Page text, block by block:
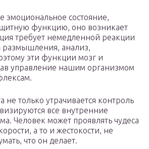
эмоциональное состояние,
функцию, оно возникает
требует немедленной реакции
размышления, анализ,
эти функции мозг и
управление нашим организмом
только утрачивается контроль
все внутренние
Человек может проявлять чудеса
а то и жестокости, не
что он делает.